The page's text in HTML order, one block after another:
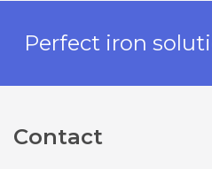
Perfect iron
Contact